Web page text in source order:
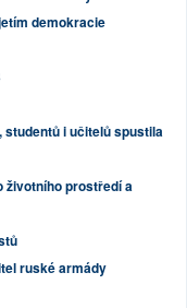
demokracie
i učitelů spustila
prostředí a
ruské armády